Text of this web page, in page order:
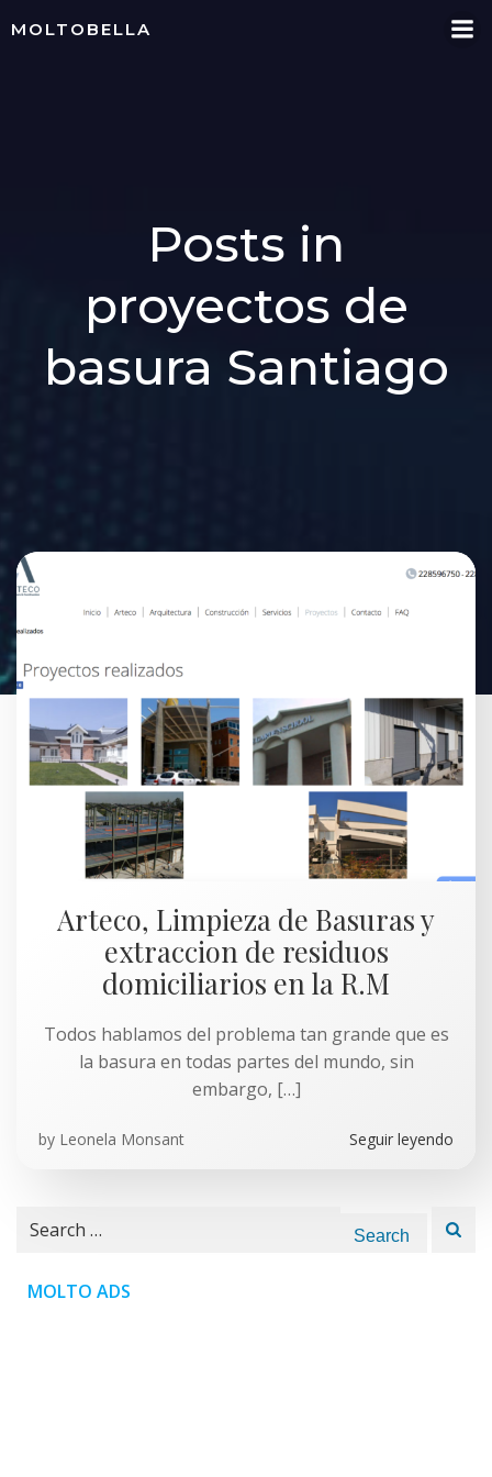
MOLTOBELLA
Posts in
proyectos de
basura Santiago
Arteco, Limpieza de Basuras y
extraccion de residuos
domiciliarios en la R.M
Todos hablamos del problema tan grande que es
la basura en todas partes del mundo, sin
embargo, […]
by Leonela Monsant Seguir leyendo
Search
MOLTO ADS